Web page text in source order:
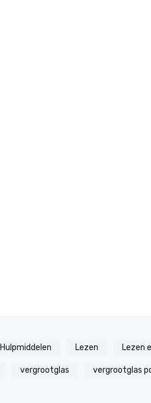
Lezen Lezen
vergrootglas vergrootglas